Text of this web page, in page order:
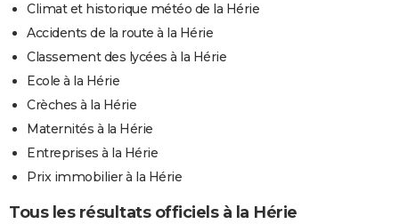
Climat et historique météo de la Hérie
Accidents de la route à la Hérie
Classement des lycées à la Hérie
Ecole à la Hérie
Crèches à la Hérie
Maternités à la Hérie
Entreprises à la Hérie
Prix immobilier à la Hérie
Tous les résultats officiels à la Hérie